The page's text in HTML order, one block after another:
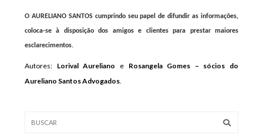
O AURELIANO SANTOS cumprindo seu papel de difundir as informações,
coloca-se à disposição dos amigos e clientes para prestar maiores
esclarecimentos.
Autores: Lorival Aureliano e Rosangela Gomes – sócios do
Aureliano Santos Advogados